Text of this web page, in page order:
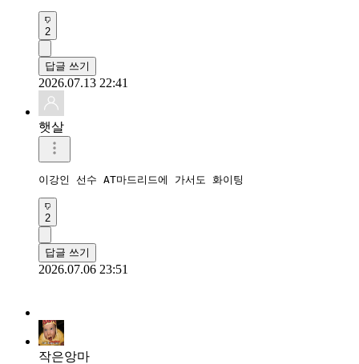
2
답글 쓰기
2026.07.13 22:41
햇살
이강인 선수 AT마드리드에 가서도 화이팅
2
답글 쓰기
2026.07.06 23:51
작은앙마